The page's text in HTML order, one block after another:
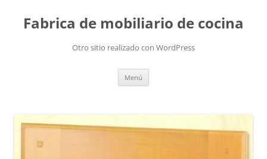
Fabrica de mobiliario de cocina
Otro sitio realizado con WordPress
Menú